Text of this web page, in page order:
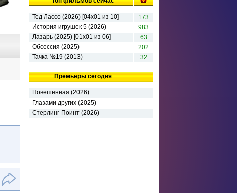
Тед Лассо (2026) [04х01 из 10]
173
История игрушек 5 (2026)
983
Лазарь (2025) [01x01 из 06]
63
Обсессия (2025)
202
Тачка №19 (2013)
32
Премьеры сегодня
Повешенная (2026)
Глазами других (2025)
Стерлинг-Поинт (2026)